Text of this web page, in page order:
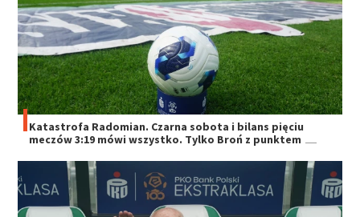
Katastrofa Radomian. Czarna sobota i bilans pięciu
meczów 3:19 mówi wszystko. Tylko Broń z punktem